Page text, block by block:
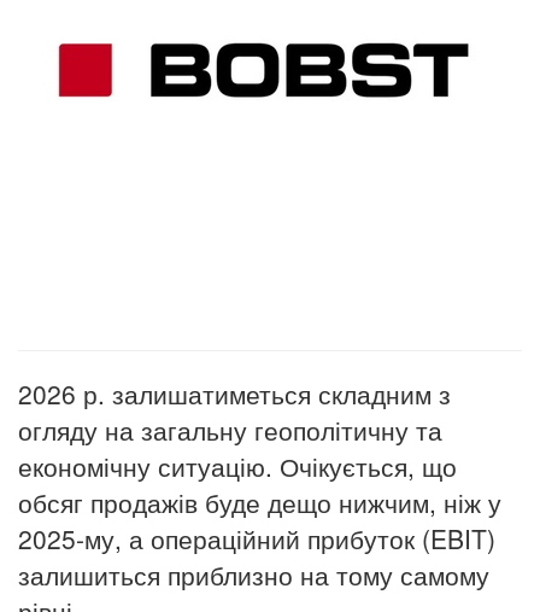
2026 р. залишатиметься складним з
огляду на загальну геополітичну та
економічну ситуацію. Очікується, що
обсяг продажів буде дещо нижчим, ніж у
2025-му, а операційний прибуток (EBIT)
залишиться приблизно на тому самому